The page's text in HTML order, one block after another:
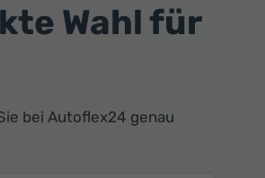
Wahl für
bei Autoflex24 genau